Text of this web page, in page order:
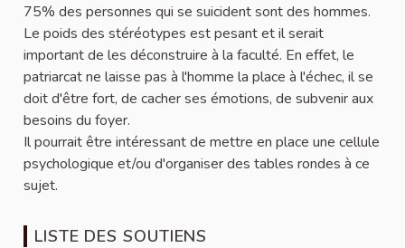
75% des personnes qui se suicident sont des hommes.
Le poids des stéréotypes est pesant et il serait
important de les déconstruire à la faculté. En effet, le
patriarcat ne laisse pas à l'homme la place à l'échec, il se
doit d'être fort, de cacher ses émotions, de subvenir aux
besoins du foyer.
Il pourrait être intéressant de mettre en place une cellule
psychologique et/ou d'organiser des tables rondes à ce
sujet.
LISTE DES SOUTIENS